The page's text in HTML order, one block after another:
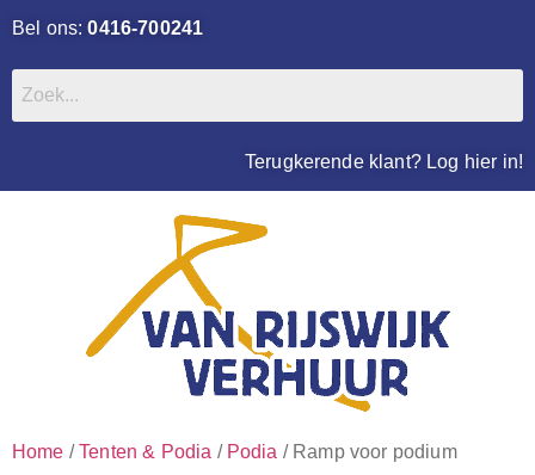
Bel ons:0416-700241
Terugkerende klant? Log hier in!
Home /Tenten & Podia / Podia / Ramp voor podium